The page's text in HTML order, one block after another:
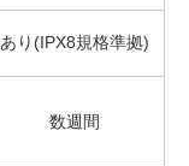
あり(IPX8規格準拠)
数週間